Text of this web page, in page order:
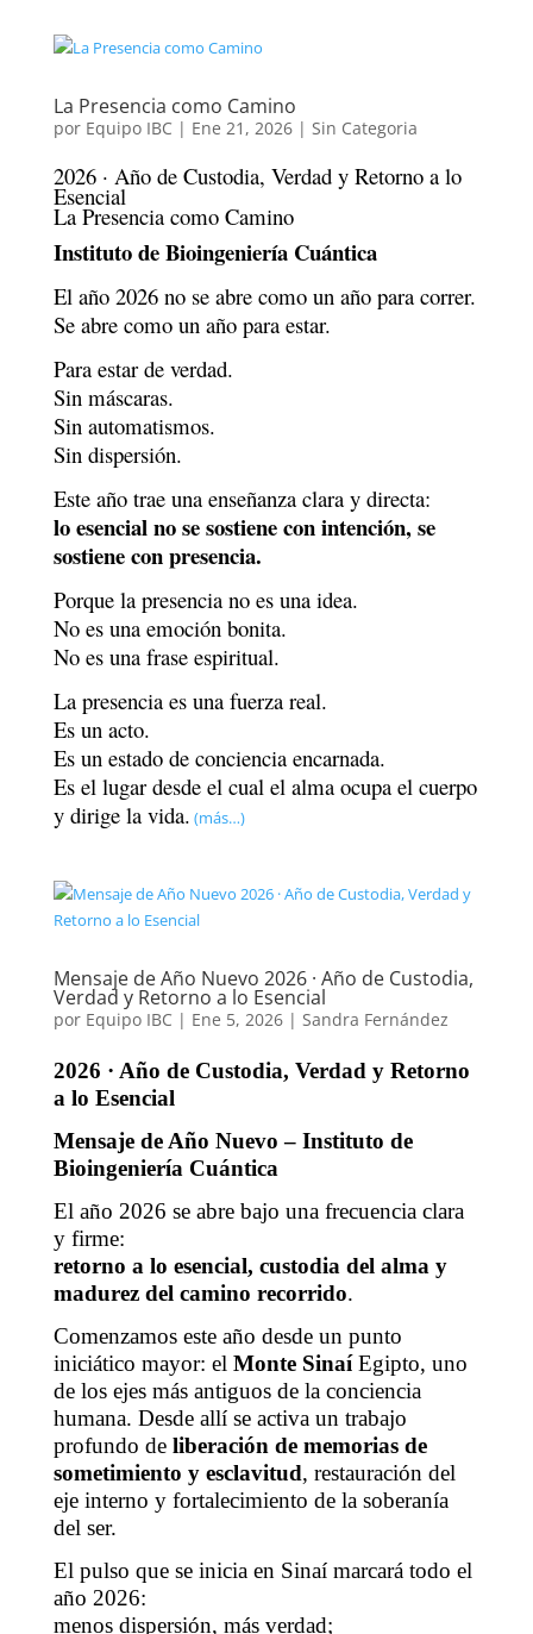
La Presencia como Camino
por Equipo IBC | Ene 21, 2026| Sin Categoria
2026 · Año de Custodia, Verdad y Retorno a lo
Esencial
La Presencia como Camino
Instituto de Bioingeniería Cuántica
El año 2026 no se abre como un año para correr.
Se abre como un año para estar.
Para estar de verdad.
Sin máscaras.
Sin automatismos.
Sin dispersión.
Este año trae una enseñanza clara y directa:
lo esencial no se sostiene con intención, se
sostiene con presencia.
Porque la presencia no es una idea.
No es una emoción bonita.
No es una frase espiritual.
La presencia es una fuerza real.
Es un acto.
Es un estado de conciencia encarnada.
Es el lugar desde el cual el alma ocupa el cuerpo
y dirige la vida. (más…)
Mensaje de Año Nuevo 2026 · Año de Custodia,
Verdad y Retorno a lo Esencial
por Equipo IBC | Ene 5, 2026| Sandra Fernández
2026 · Año de Custodia, Verdad y Retorno
a lo Esencial
Mensaje de Año Nuevo – Instituto de
Bioingeniería Cuántica
El año 2026 se abre bajo una frecuencia clara
y firme:
retorno a lo esencial, custodia del alma y
madurez del camino recorrido.
Comenzamos este año desde un punto
iniciático mayor: el Monte SinaíEgipto, uno
de los ejes más antiguos de la conciencia
humana. Desde allí se activa un trabajo
profundo de liberación de memorias de
sometimiento y esclavitud, restauración del
eje interno y fortalecimiento de la soberanía
del ser.
El pulso que se inicia en Sinaí marcará todo el
año 2026:
menos dispersión, más verdad;